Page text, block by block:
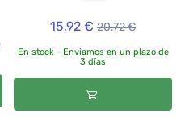
15,92 € 20,72 €
En stock - Enviamos en un plazo de
3 días